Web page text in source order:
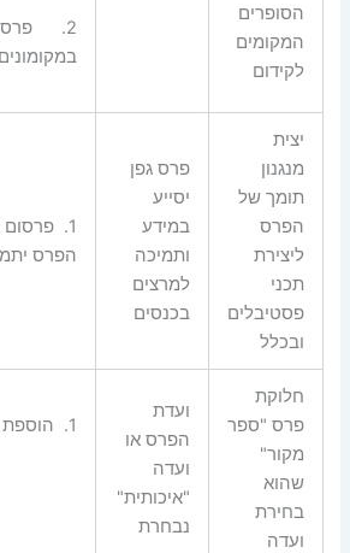
הסופרים
המקומים
לקידום
2.
במקומונים
יצית
מנגנון
תומך של
הפרס
ליצירת
תכני
פסטיבלים
ובכלל
פרס גפן
יסייע
במידע
ותמיכה
למרצים
בכנסים
1.
פרסום
הפרס
חלוקת
פרס "ספר
מקור"
שהוא
בחירת
ועדה
ועדת
הפרס או
ועדה
"איכותית"
נבחרת
1.